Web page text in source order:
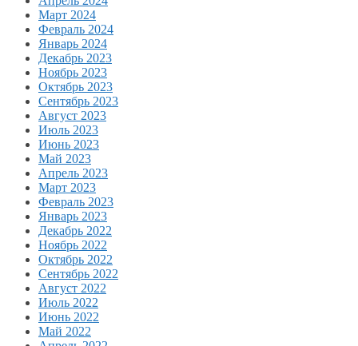
Март 2024
Февраль 2024
Январь 2024
Декабрь 2023
Ноябрь 2023
Октябрь 2023
Сентябрь 2023
Август 2023
Июль 2023
Июнь 2023
Май 2023
Апрель 2023
Март 2023
Февраль 2023
Январь 2023
Декабрь 2022
Ноябрь 2022
Октябрь 2022
Сентябрь 2022
Август 2022
Июль 2022
Июнь 2022
Май 2022